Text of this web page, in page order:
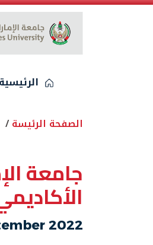
الشعار
الرئيسية
الصفحة الرئيسة
جامعة
الأكاديمي 2022/
2022